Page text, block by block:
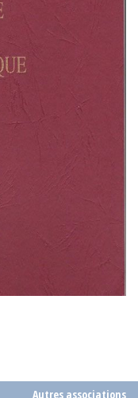
Autres associations